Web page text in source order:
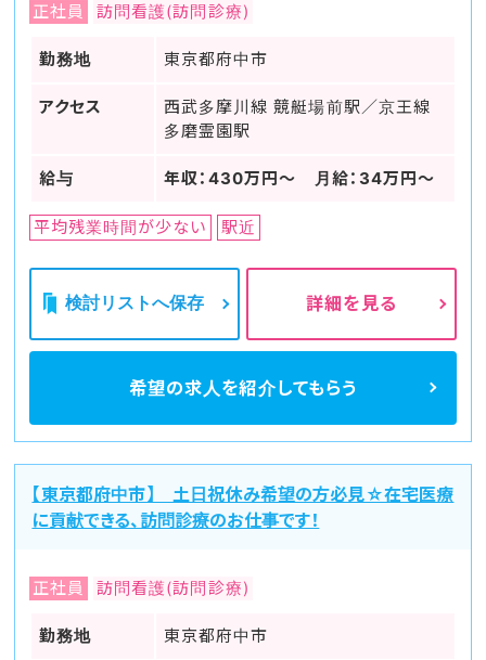
正社員 訪問看護(訪問診療)
勤務地 東京都府中市
アクセス
西武多摩川線 競艇場前駅／京王線
多磨霊園駅
給与 年収：430万円〜 月給：34万円〜
平均残業時間が少ない 駅近
検討リストへ保存 詳細を見る
希望の求人を紹介してもらう
【東京都府中市】 土日祝休み希望の方必見☆在宅医療
に貢献できる、訪問診療のお仕事です！
正社員 訪問看護(訪問診療)
勤務地 東京都府中市